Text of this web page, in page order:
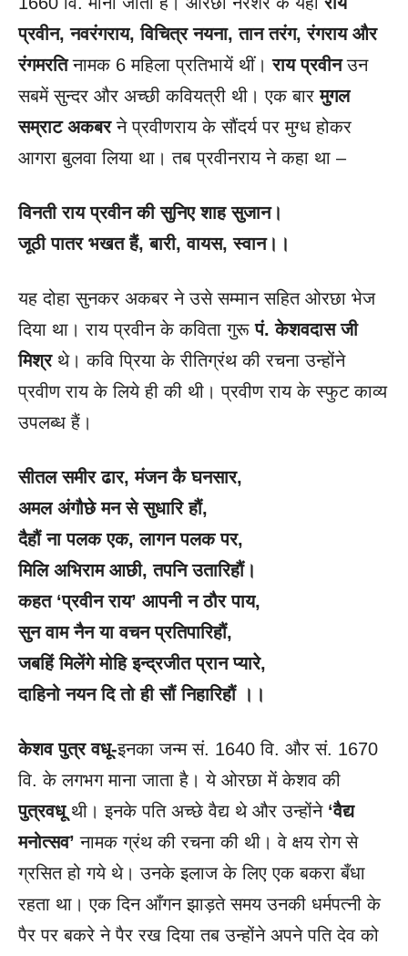
प्रवीन, नवरंगराय, विचित्र नयना, तान तरंग, रंगराय और
रंगमरतिनामक 6 महिला प्रतिभायें थीं।राय प्रवीनउन
सबमें सुन्दर और अच्छी कवियत्री थी। एक बारमुगल
सम्राट अकबरने प्रवीणराय के सौंदर्य पर मुग्ध होकर
आगरा बुलवा लिया था। तब प्रवीनराय ने कहा था –
विनती राय प्रवीन की सुनिए शाह सुजान।
जूठी पातर भखत हैं, बारी, वायस, स्वान।।
यह दोहा सुनकर अकबर ने उसे सम्मान सहित ओरछा भेज
दिया था। राय प्रवीन के कविता गुरूपं. केशवदास जी
मिश्रथे। कवि प्रिया के रीतिग्रंथ की रचना उन्होंने
प्रवीण राय के लिये ही की थी। प्रवीण राय के स्फुट काव्य
उपलब्ध हैं।
सीतल समीर ढार, मंजन कै घनसार,
अमल अंगौछे मन से सुधारि हौं,
दैहौं ना पलक एक, लागन पलक पर,
मिलि अभिराम आछी, तपनि उतारिहौं।
कहत ‘प्रवीन राय’ आपनी न ठौर पाय,
सुन वाम नैन या वचन प्रतिपारिहौं,
जबहिं मिलेंगे मोहि इन्द्रजीत प्रान प्यारे,
दाहिनो नयन दि तो ही सौं निहारिहौं ।।
केशव पुत्र वधू-इनका जन्म सं. 1640 वि. और सं. 1670
वि. के लगभग माना जाता है। ये ओरछा में केशव की
पुत्रवधूथी। इनके पति अच्छे वैद्य थे और उन्होंने ‘वैद्य
मनोत्सव’ नामक ग्रंथ की रचना की थी। वे क्षय रोग से
ग्रसित हो गये थे। उनके इलाज के लिए एक बकरा बँधा
रहता था। एक दिन आँगन झाड़ते समय उनकी धर्मपत्नी के
पैर पर बकरे ने पैर रख दिया तब उन्होंने अपने पति देव को